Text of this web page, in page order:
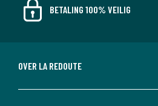
BETALING 100% VEILIG
OVER LA REDOUTE